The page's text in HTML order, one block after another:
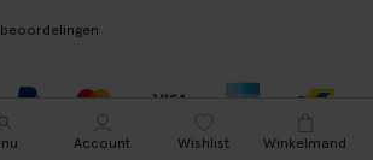
Account Wishlist Winkelmand